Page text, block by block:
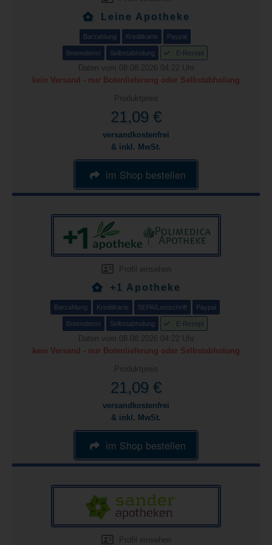
Leine Apotheke
Barzahlung Kreditkarte Paypal
Botendienst Selbstabholung E-Rezept
Daten vom 08.08.2026 04:22 Uhr
kein Versand - nur Botenlieferung oder Selbstabholung
Produktpreis
21,09 €
versandkostenfrei
& inkl. MwSt.
im Shop bestellen
Profil einsehen
+1 Apotheke
Barzahlung Kreditkarte SEPA/Lastschrift Paypal
Botendienst Selbstabholung E-Rezept
Daten vom 08.08.2026 04:22 Uhr
kein Versand - nur Botenlieferung oder Selbstabholung
Produktpreis
21,09 €
versandkostenfrei
& inkl. MwSt.
im Shop bestellen
Profil einsehen